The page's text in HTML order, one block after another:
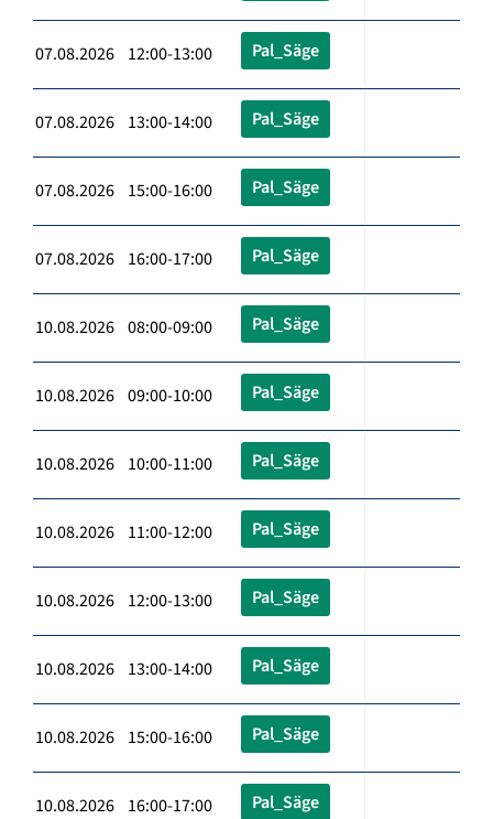
07.08.2026 12:00-13:00 Pal_Säge
07.08.2026 13:00-14:00 Pal_Säge
07.08.2026 15:00-16:00 Pal_Säge
07.08.2026 16:00-17:00 Pal_Säge
10.08.2026 08:00-09:00 Pal_Säge
10.08.2026 09:00-10:00 Pal_Säge
10.08.2026 10:00-11:00 Pal_Säge
10.08.2026 11:00-12:00 Pal_Säge
10.08.2026 12:00-13:00 Pal_Säge
10.08.2026 13:00-14:00 Pal_Säge
10.08.2026 15:00-16:00 Pal_Säge
10.08.2026 16:00-17:00 Pal_Säge